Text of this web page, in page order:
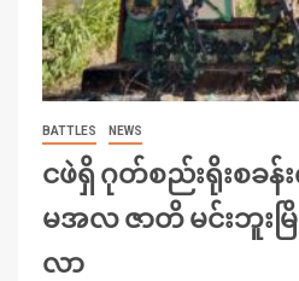
BATTLES NEWS
ငဖဲရှိ ဂုတ်စည်းရိုးစခန်
မအလ ဇာတိ မင်းဘူး
လာ